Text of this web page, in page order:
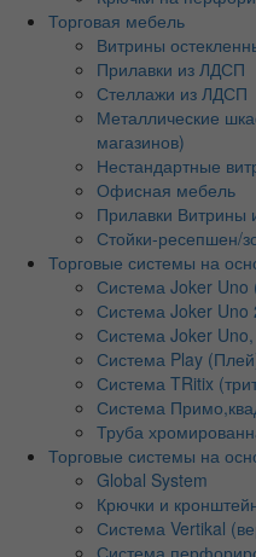
Торговая мебель
Витрины
Прилавки из ЛДСП
Стеллажи из ЛДСП
Металлические
магазинов)
Нестандартные
Офисная мебель
Прилавки Витрины
Стойки-ресепшен/
Торговые системы на
Система Joker Uno
Система Joker
Система Joker
Система Play
Система TRitix
Система
Труба
Торговые системы на
Global System
Крючки и
Система Vertikal
Система